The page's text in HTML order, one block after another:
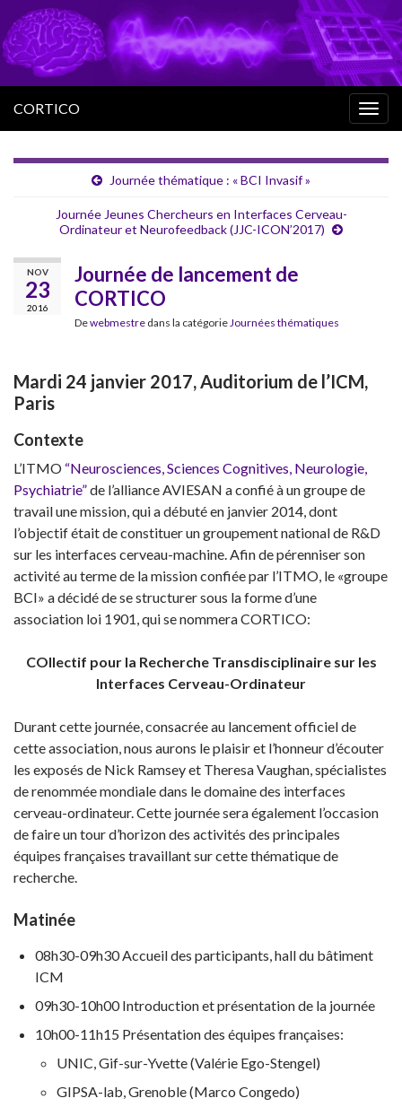
CORTICO
Journée thématique : « BCI Invasif »
Journée Jeunes Chercheurs en Interfaces Cerveau-
Ordinateur et Neurofeedback (JJC-ICON’2017)
NOV
23
2016
Journée de lancement de
CORTICO
Dewebmestre dans la catégorie Journées thématiques
Mardi 24 janvier 2017, Auditorium de l’ICM,
Paris
Contexte
L’ITMO “Neurosciences, Sciences Cognitives, Neurologie,
Psychiatrie”de l’alliance AVIESAN a confié à un groupe de
travail une mission, qui a débuté en janvier 2014, dont
l’objectif était de constituer un groupement national de R&D
sur les interfaces cerveau-machine. Afin de pérenniser son
activité au terme de la mission confiée par l’ITMO, le «groupe
BCI» a décidé de se structurer sous la forme d’une
association loi 1901, qui se nommera CORTICO:
COllectif pour la Recherche Transdisciplinaire sur les
Interfaces Cerveau-Ordinateur
Durant cette journée, consacrée au lancement officiel de
cette association, nous aurons le plaisir et l’honneur d’écouter
les exposés de Nick Ramsey et Theresa Vaughan, spécialistes
de renommée mondiale dans le domaine des interfaces
cerveau-ordinateur. Cette journée sera également l’occasion
de faire un tour d’horizon des activités des principales
équipes françaises travaillant sur cette thématique de
recherche.
Matinée
08h30-09h30 Accueil des participants, hall du bâtiment
ICM
09h30-10h00 Introduction et présentation de la journée
10h00-11h15 Présentation des équipes françaises:
UNIC, Gif-sur-Yvette (Valérie Ego-Stengel)
GIPSA-lab, Grenoble (Marco Congedo)